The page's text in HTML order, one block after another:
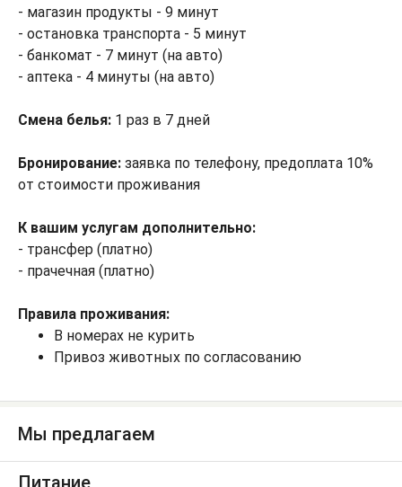
- магазин продукты - 9 минут
- остановка транспорта - 5 минут
- банкомат - 7 минут (на авто)
- аптека - 4 минуты (на авто)
Смена белья: 1 раз в 7 дней
Бронирование: заявка по телефону, предоплата 10%
от стоимости проживания
К вашим услугам дополнительно:
- трансфер (платно)
- прачечная (платно)
Правила проживания:
В номерах не курить
Привоз животных по согласованию
Мы предлагаем
Питание